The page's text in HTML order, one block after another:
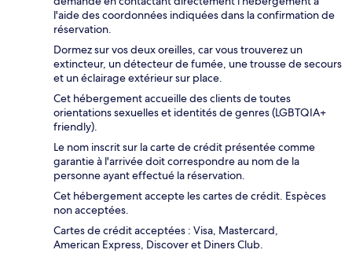
l'aide des coordonnées indiquées dans la confirmation de
réservation.
Dormez sur vos deux oreilles, car vous trouverez un
extincteur, un détecteur de fumée, une trousse de secours
et un éclairage extérieur sur place.
Cet hébergement accueille des clients de toutes
orientations sexuelles et identités de genres (LGBTQIA+
friendly).
Le nom inscrit sur la carte de crédit présentée comme
garantie à l'arrivée doit correspondre au nom de la
personne ayant effectué la réservation.
Cet hébergement accepte les cartes de crédit. Espèces
non acceptées.
Cartes de crédit acceptées : Visa, Mastercard,
American Express, Discover et Diners Club.